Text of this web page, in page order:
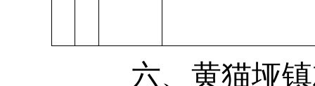
六、黄猫垭